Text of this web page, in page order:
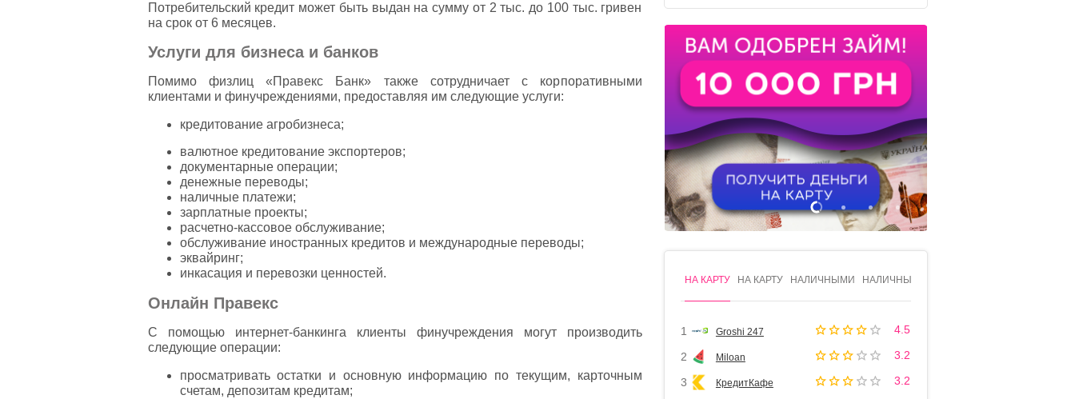
Потребительский кредит может быть выдан на сумму от 2 тыс. до 100 тыс. гривен
на срок от 6 месяцев.
Услуги для бизнеса и банков
Помимо физлиц «Правекс Банк» также сотрудничает с корпоративными
клиентами и финучреждениями, предоставляя им следующие услуги:
кредитование агробизнеса;
валютное кредитование экспортеров;
документарные операции;
денежные переводы;
наличные платежи;
зарплатные проекты;
расчетно-кассовое обслуживание;
обслуживание иностранных кредитов и международные переводы;
эквайринг;
инкасация и перевозки ценностей.
Онлайн Правекс
С помощью интернет-банкинга клиенты финучреждения могут производить
следующие операции:
просматривать остатки и основную информацию по текущим, карточным
счетам, депозитам кредитам;
1 2 3 4
НА КАРТУ НА КАРТУ НАЛИЧНЫМИ НАЛИЧНЫМИ
1 Groshi 247 4.5
2 Miloan 3.2
3 КредитКафе 3.2